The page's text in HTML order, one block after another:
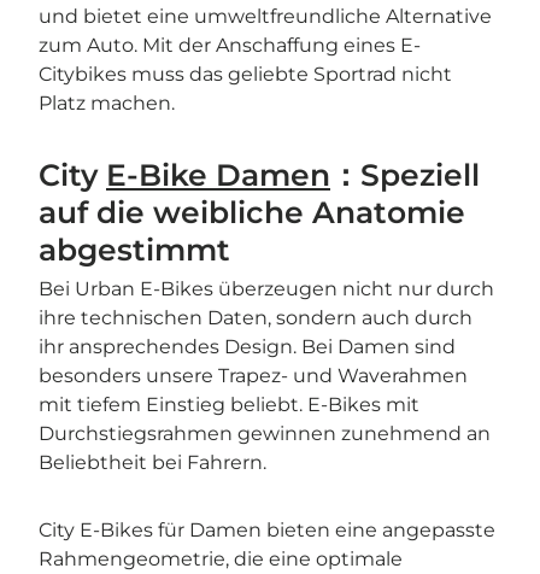
und bietet eine umweltfreundliche Alternative
zum Auto. Mit der Anschaffung eines E-
Citybikes muss das geliebte Sportrad nicht
Platz machen.
City E-Bike Damen ：Speziell
auf die weibliche Anatomie
abgestimmt
Bei Urban E-Bikes überzeugen nicht nur durch
ihre technischen Daten, sondern auch durch
ihr ansprechendes Design. Bei Damen sind
besonders unsere Trapez- und Waverahmen
mit tiefem Einstieg beliebt. E-Bikes mit
Durchstiegsrahmen gewinnen zunehmend an
Beliebtheit bei Fahrern.
City E-Bikes für Damen bieten eine angepasste
Rahmengeometrie, die eine optimale